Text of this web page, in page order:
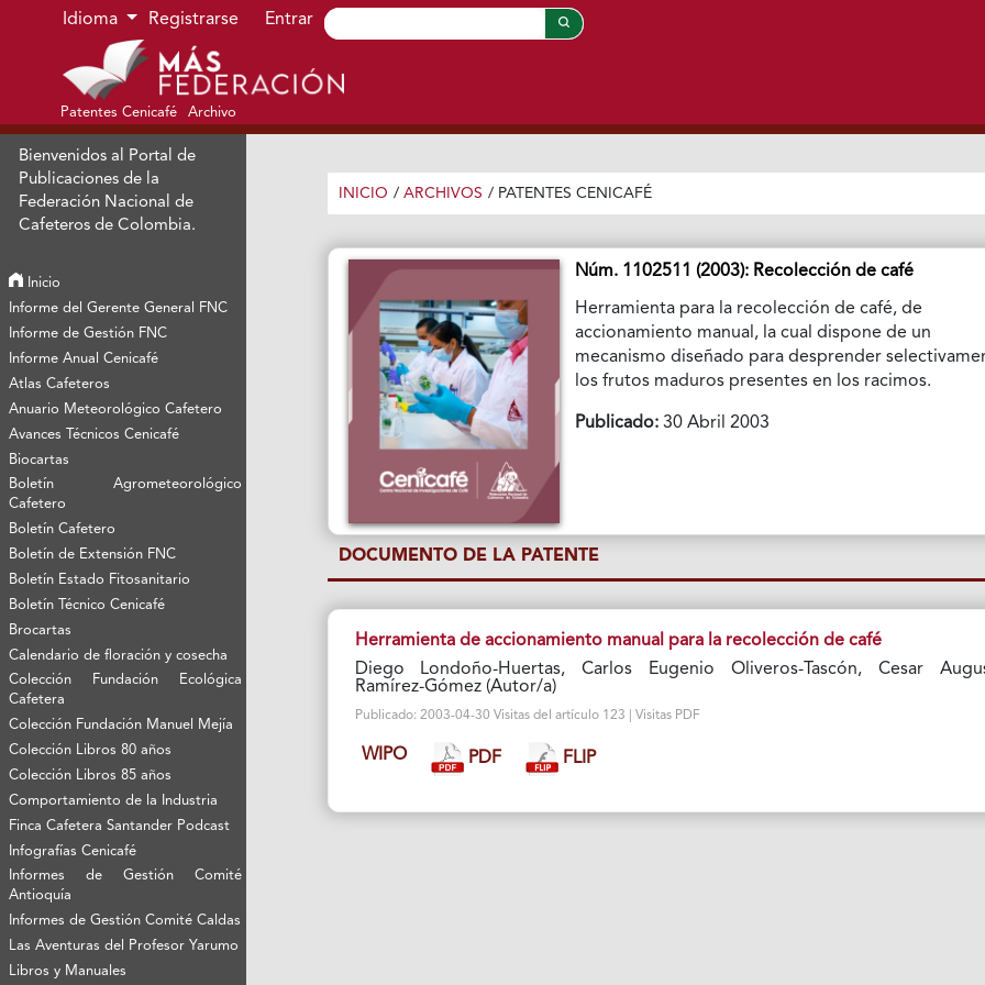
Ir al menú de navegación principal
Ir al contenido principal
Ir al pie de página del sitio
Idioma Registrarse Entrar
Patentes Cenicafé Archivo
Bienvenidos al Portal de
Publicaciones de la
Federación Nacional de
Cafeteros de Colombia.
Inicio
Informe del Gerente General FNC
Informe de Gestión FNC
Informe Anual Cenicafé
Atlas Cafeteros
Anuario Meteorológico Cafetero
Avances Técnicos Cenicafé
Biocartas
Boletín Agrometeorológico
Cafetero
Boletín Cafetero
Boletín de Extensión FNC
Boletín Estado Fitosanitario
Boletín Técnico Cenicafé
Brocartas
Calendario de floración y cosecha
Colección Fundación Ecológica
Cafetera
Colección Fundación Manuel Mejía
Colección Libros 80 años
Colección Libros 85 años
Comportamiento de la Industria
Finca Cafetera Santander Podcast
Infografías Cenicafé
Informes de Gestión Comité
Antioquía
Informes de Gestión Comité Caldas
Las Aventuras del Profesor Yarumo
Libros y Manuales
INICIO / ARCHIVOS / PATENTES CENICAFÉ
Núm. 1102511 (2003): Recolección de café
Herramienta para la recolección de café, de
accionamiento manual, la cual dispone de un
mecanismo diseñado para desprender
los frutos maduros presentes en los racimos.
Publicado: 30 Abril 2003
DOCUMENTO DE LA PATENTE
Herramienta de accionamiento manual para la recolección de café
Diego Londoño-Huertas, Carlos Eugenio Oliveros-Tascón, Cesar
Ramírez-Gómez (Autor/a)
Publicado: 2003-04-30 Visitas del artículo 123 | Visitas PDF
WIPO PDF FLIP